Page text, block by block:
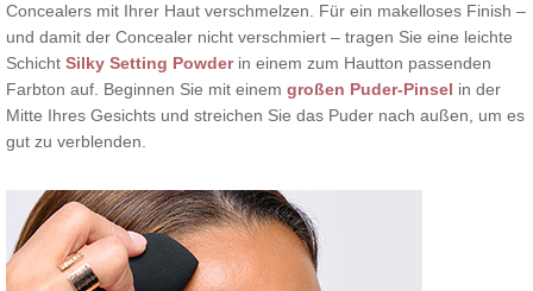
Concealers mit Ihrer Haut verschmelzen. Für ein makelloses Finish –
und damit der Concealer nicht verschmiert – tragen Sie eine leichte
Schicht Silky Setting Powder in einem zum Hautton passenden
Farbton auf. Beginnen Sie mit einem großen Puder-Pinsel in der
Mitte Ihres Gesichts und streichen Sie das Puder nach außen, um es
gut zu verblenden.